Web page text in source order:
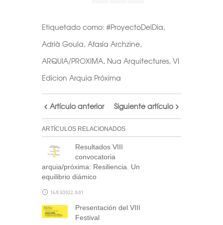
Etiquetado como: #ProyectoDelDia,
Adrià Goula, Afasía Archzine,
ARQUIA/PROXIMA, Nua Arquitectures, VI
Edicion Arquia Próxima
Artículo anterior Siguiente artículo
ARTÍCULOS RELACIONADOS
Resultados VIII
convocatoria
arquia/próxima: Resiliencia. Un
equilibrio diámico
16/03/2022, 8:01
Presentación del VIII
Festival